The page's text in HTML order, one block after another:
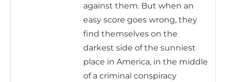
against them. But when an
easy score goes wrong, they
find themselves on the
darkest side of the sunniest
place in America, in the middle
of a criminal conspiracy